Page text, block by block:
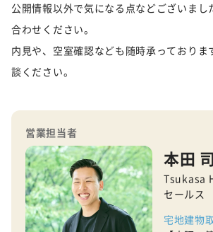
公開情報以外で気になる点などございまし
合わせください。
内見や、空室確認なども随時承っておりま
談ください。
営業担当者
本田 司
Tsukasa
セールス
宅地建物